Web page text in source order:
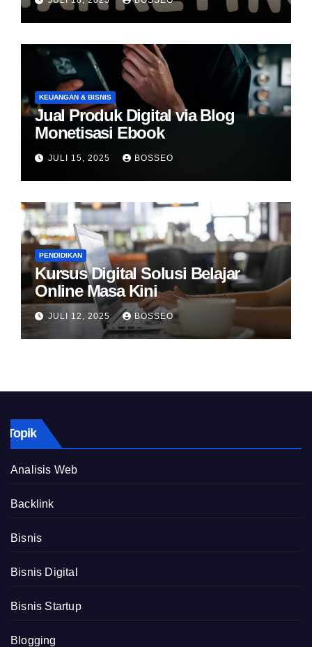
KEUANGAN & BISNIS
Jual Produk Digital via Blog
Monetisasi Ebook
JULI 15, 2025 BOSSEO
PENDIDIKAN
Kursus Digital Solusi Belajar
Online Masa Kini
JULI 12, 2025 BOSSEO
Topik
Analisis Web
Backlink
Bisnis
Bisnis Digital
Bisnis Startup
Blogging